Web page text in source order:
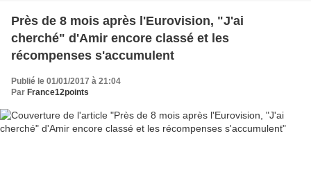
Près de 8 mois après l'Eurovision, "J'ai
cherché" d'Amir encore classé et les
récompenses s'accumulent
Publié le 01/01/2017 à 21:04
Par France12points